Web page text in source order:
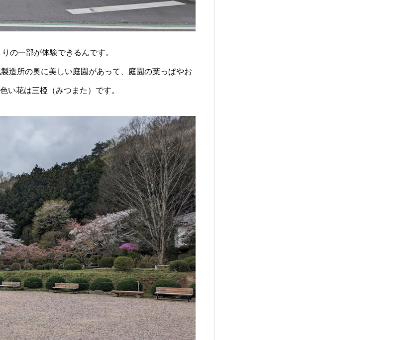
の一部が体験できるんです。
造所の奥に美しい庭園があって、庭園の葉っぱやお
い花は三椏（みつまた）です。